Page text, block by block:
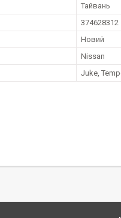
Тайвань
374628312
Новий
Nissan
Juke,